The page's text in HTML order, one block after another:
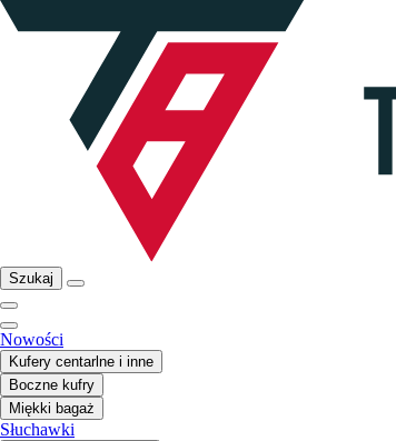
Szukaj
Nowości
Kufery centarlne i inne
Boczne kufry
Miękki bagaż
Słuchawki